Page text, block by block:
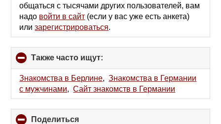
общаться с тысячами других пользователей, вам
надо войти в сайт (если у вас уже есть анкета)
илизарегистрироваться.
Также часто ищут:
to
collapse
contents
Знакомства в Берлине,Знакомства в Германии
с мужчинами,Сайт знакомств в Германии
Поделиться